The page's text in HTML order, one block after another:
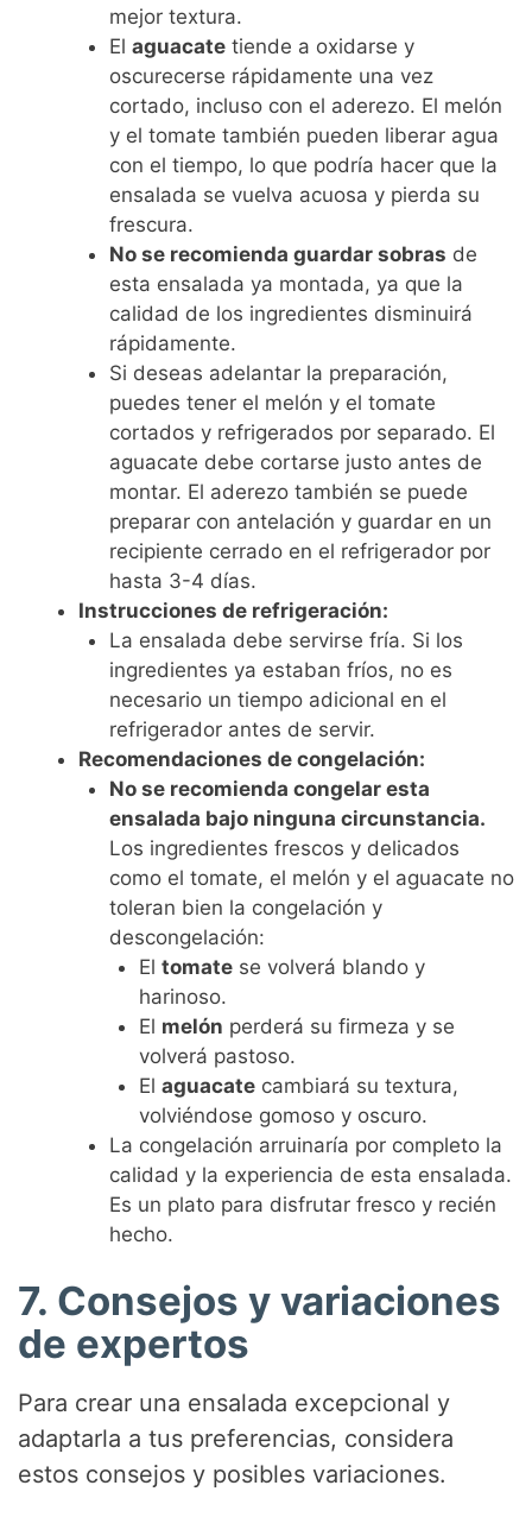
mejor textura.
El aguacatetiende a oxidarse y
oscurecerse rápidamente una vez
cortado, incluso con el aderezo. El melón
y el tomate también pueden liberar agua
con el tiempo, lo que podría hacer que la
ensalada se vuelva acuosa y pierda su
frescura.
No se recomienda guardar sobras de
esta ensalada ya montada, ya que la
calidad de los ingredientes disminuirá
rápidamente.
Si deseas adelantar la preparación,
puedes tener el melón y el tomate
cortados y refrigerados por separado. El
aguacate debe cortarse justo antes de
montar. El aderezo también se puede
preparar con antelación y guardar en un
recipiente cerrado en el refrigerador por
hasta 3-4 días.
Instrucciones de refrigeración:
La ensalada debe servirse fría. Si los
ingredientes ya estaban fríos, no es
necesario un tiempo adicional en el
refrigerador antes de servir.
Recomendaciones de congelación:
No se recomienda congelar esta
ensalada bajo ninguna circunstancia.
Los ingredientes frescos y delicados
como el tomate, el melón y el aguacate no
toleran bien la congelación y
descongelación:
Eltomate se volverá blando y
harinoso.
El melón perderá su firmeza y se
volverá pastoso.
Elaguacate cambiará su textura,
volviéndose gomoso y oscuro.
La congelación arruinaría por completo la
calidad y la experiencia de esta ensalada.
Es un plato para disfrutar fresco y recién
hecho.
7. Consejos y variaciones
de expertos
Para crear una ensalada excepcional y
adaptarla a tus preferencias, considera
estos consejos y posibles variaciones.